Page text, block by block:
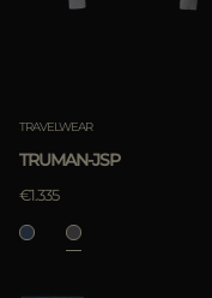
TRAVELWEAR
TRUMAN-JSP
€1.335